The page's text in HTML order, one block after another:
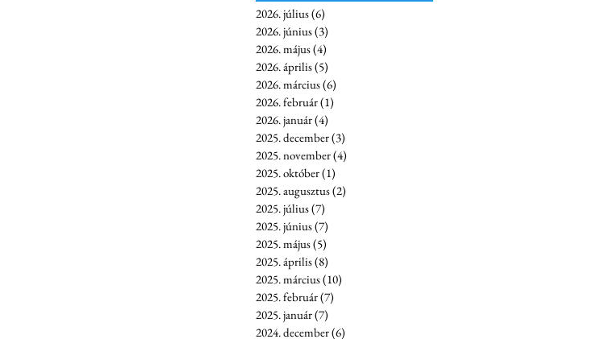
2026. július(6)
2026. június(3)
2026. május(4)
2026. április(5)
2026. március(6)
2026. február(1)
2026. január(4)
2025. december(3)
2025. november(4)
2025. október(1)
2025. augusztus(2)
2025. július(7)
2025. június(7)
2025. május(5)
2025. április(8)
2025. március(10)
2025. február(7)
2025. január(7)
2024. december(6)